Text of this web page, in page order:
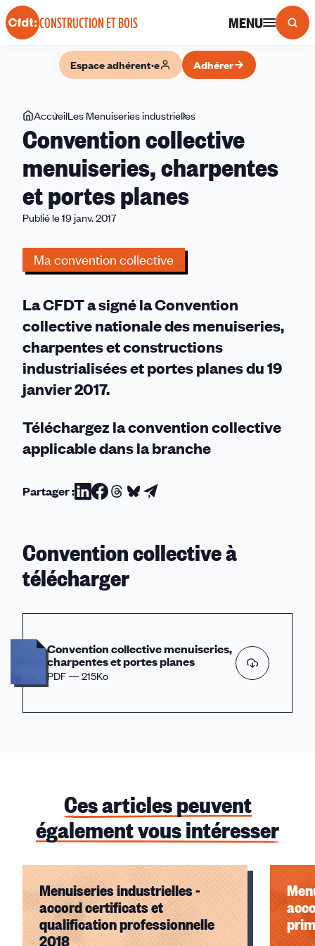
Panneau de gestion des cookies
CONSTRUCTION ET BOIS MENU
Espace adhérent·e Adhérer
Vous
êtes
ici
AccueilLes Menuiseries industrielles
collective
menuiseries,
charpentes
Convention collective
menuiseries, charpentes
et portes planes
Publié le 19 janv. 2017
Ma convention collective
La CFDT a signé la Convention
collective nationale des menuiseries,
charpentes et constructions
industrialisées et portes planes du 19
janvier 2017.
Téléchargez la convention collective
applicable dans la branche
Partager :Partager
Linkedin
Partager
Facebook
Partager
Threads
Partager
Bluesky
Partager
email
Convention collective à
télécharger
Convention collective menuiseries,
charpentes et portes planes
PDF — 215Ko
Ces articles peuvent
également vous intéresser
Menuiseries industrielles -
accord certificats et
qualification professionnelle
2018